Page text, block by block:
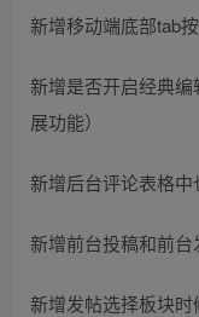
新增移动端底部tab
新增是否开启经典
展功能）
新增后台评论表格
新增前台投稿和前
新增发帖选择板块